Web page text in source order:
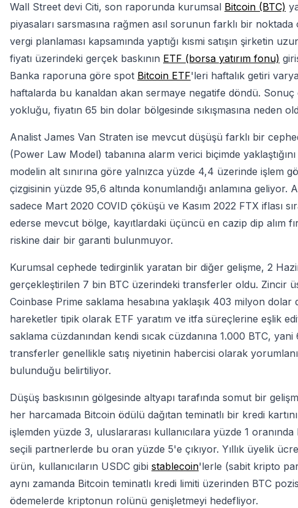
Wall Street devi Citi, son raporunda kurumsal Bitcoin (BTC)
piyasaları sarsmasına rağmen asıl sorunun farklı bir
vergi planlaması kapsamında yaptığı kısmi satışın şirketin
fiyatı üzerindeki gerçek baskının ETF (borsa yatırım fonu)
Banka raporuna göre spot Bitcoin ETF'leri haftalık getiri
haftalarda bu kanaldan akan sermaye negatife döndü. Sonuç
yokluğu, fiyatın 65 bin dolar bölgesinde sıkışmasına neden
Analist James Van Straten ise mevcut düşüşü farklı bir
(Power Law Model) tabanına alarm verici biçimde
modelin alt sınırına göre yalnızca yüzde 4,4 üzerinde işlem
çizgisinin yüzde 95,6 altında konumlandığı anlamına
sadece Mart 2020 COVID çöküşü ve Kasım 2022 FTX iflası
ederse mevcut bölge, kayıtlardaki üçüncü en cazip dip alım
riskine dair bir garanti bulunmuyor.
Kurumsal cephede tedirginlik yaratan bir diğer gelişme, 2
gerçekleştirilen 7 bin BTC üzerindeki transferler oldu. Zincir
Coinbase Prime saklama hesabına yaklaşık 403 milyon
hareketler tipik olarak ETF yaratım ve itfa süreçlerine eşlik
saklama cüzdanından kendi sıcak cüzdanına 1.000 BTC,
transferler genellikle satış niyetinin habercisi olarak
bulunduğu belirtiliyor.
Düşüş baskısının gölgesinde altyapı tarafında somut bir
her harcamada Bitcoin ödülü dağıtan teminatlı bir kredi
işlemden yüzde 3, uluslararası kullanıcılara yüzde 1
seçili partnerlerde bu oran yüzde 5'e çıkıyor. Yıllık üyelik
ürün, kullanıcıların USDC gibi stablecoin'lerle (sabit kripto
aynı zamanda Bitcoin teminatlı kredi limiti üzerinden BTC
ödemelerde kriptonun rolünü genişletmeyi hedefliyor.